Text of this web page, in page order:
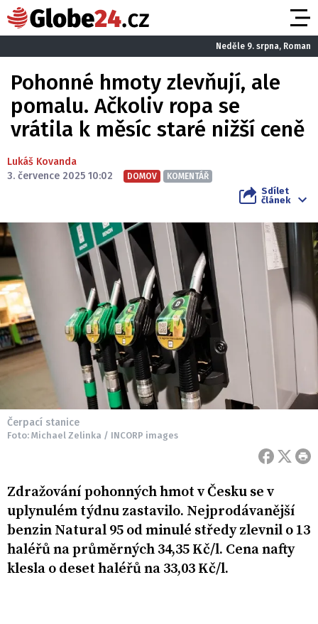
Neděle 9. srpna, Roman
Pohonné hmoty zlevňují, ale
pomalu. Ačkoliv ropa se
vrátila k měsíc staré nižší ceně
Lukáš Kovanda
3. července 2025 10:02
DOMOV KOMENTÁŘ
Sdílet
článek
Čerpací stanice
Foto: Michael Zelinka / INCORP images
Zdražování pohonných hmot v Česku se v
uplynulém týdnu zastavilo. Nejprodávanější
benzin Natural 95 od minulé středy zlevnil o 13
haléřů na průměrných 34,35 Kč/l. Cena nafty
klesla o deset haléřů na 33,03 Kč/l.